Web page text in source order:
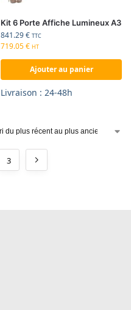
Kit 6 Porte Affiche Lumineux A3
841.29€ TTC
719.05€ HT
Ajouter au panier
Livraison : 24-48h
3